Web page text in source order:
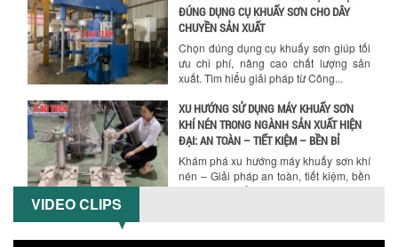
Hướng dẫn thanh toán mua hàng
ĐÚNG DỤNG CỤ KHUẤY SƠN CHO DÂY
CHUYỀN SẢN XUẤT
Chọn đúng dụng cụ khuấy sơn giúp tối
ưu chi phí, nâng cao chất lượng sản
xuất. Tìm hiểu giải pháp từ Công...
XU HƯỚNG SỬ DỤNG MÁY KHUẤY SƠN
KHÍ NÉN TRONG NGÀNH SẢN XUẤT HIỆN
ĐẠI: AN TOÀN – TIẾT KIỆM – BỀN BỈ
Khám phá xu hướng máy khuấy sơn khí
nén – Giải pháp an toàn, tiết kiệm, bền
bỉ cho sản xuất sơn công nghiệp...
GIÁ RẺ CHO NGÀNH HÓA CHẤT?
VIDEO CLIPS